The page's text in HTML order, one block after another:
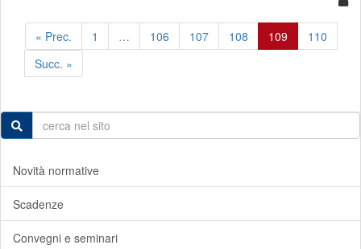
« Prec. 1 … 106 107 108 109
110
Succ. »
Novità normative
Scadenze
Convegni e seminari